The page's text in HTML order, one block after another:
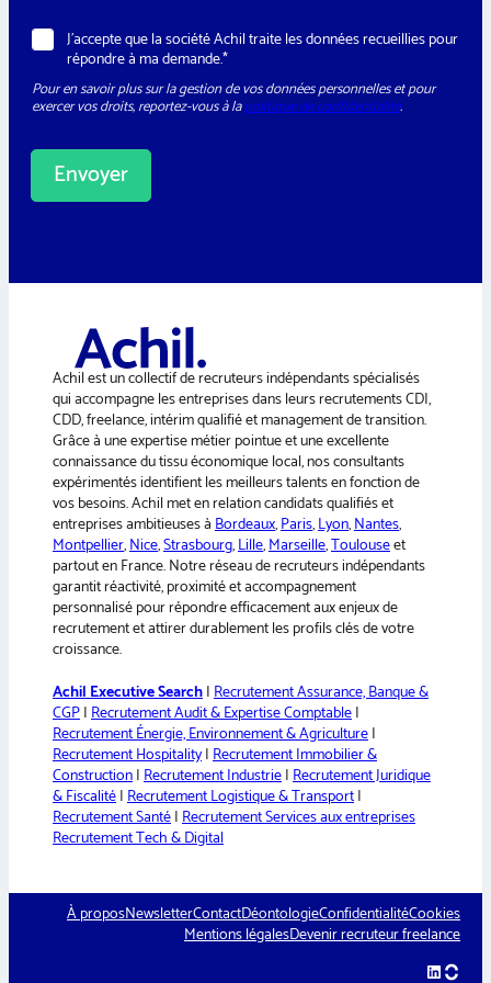
w
s
e
t
t
r
R
G
D
*
J’accepte que la société Achil traite les données recueillies pour
répondre à ma demande.*
Pour en savoir plus sur la gestion de vos données personnelles et pour
exercer vos droits, reportez-vous à lapolitique de confidentialité.
Envoyer
e
Achil est un collectif de recruteurs indépendants spécialisés
qui accompagne les entreprises dans leurs recrutements CDI,
CDD, freelance, intérim qualifié et management de transition.
Grâce à une expertise métier pointue et une excellente
connaissance du tissu économique local, nos consultants
expérimentés identifient les meilleurs talents en fonction de
vos besoins. Achil met en relation candidats qualifiés et
entreprises ambitieuses àBordeaux,Paris,Lyon,Nantes,
Montpellier,Nice,Strasbourg,Lille,Marseille,Toulouseet
partout en France. Notre réseau de recruteurs indépendants
garantit réactivité, proximité et accompagnement
personnalisé pour répondre efficacement aux enjeux de
recrutement et attirer durablement les profils clés de votre
croissance.
Achil Executive Search|Recrutement Assurance, Banque &
CGP|Recrutement Audit & Expertise Comptable|
Recrutement Énergie, Environnement & Agriculture|
Recrutement Hospitality|Recrutement Immobilier &
Construction|Recrutement Industrie|Recrutement Juridique
& Fiscalité|Recrutement Logistique & Transport|
Recrutement Santé|Recrutement Services aux entreprises
Recrutement Tech & Digital
À proposNewsletterContactDéontologieConfidentialitéCookies
Mentions légalesDevenir recruteur freelance
LinkedIn